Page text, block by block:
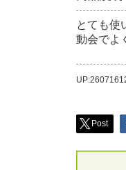
とても使
動会でよ
Post